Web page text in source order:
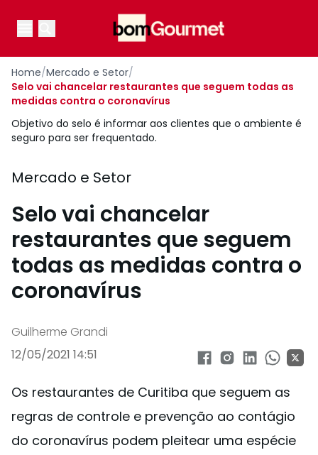
Open main menu
Open main menu
Home/Mercado e Setor/
Selo vai chancelar restaurantes que seguem todas as
medidas contra o coronavírus
Objetivo do selo é informar aos clientes que o ambiente é
seguro para ser frequentado.
Mercado e Setor
Selo vai chancelar
restaurantes que seguem
todas as medidas contra o
coronavírus
Guilherme Grandi
12/05/2021 14:51
Os restaurantes de Curitiba que seguem as
regras de controle e prevenção ao contágio
do coronavírus podem pleitear uma espécie